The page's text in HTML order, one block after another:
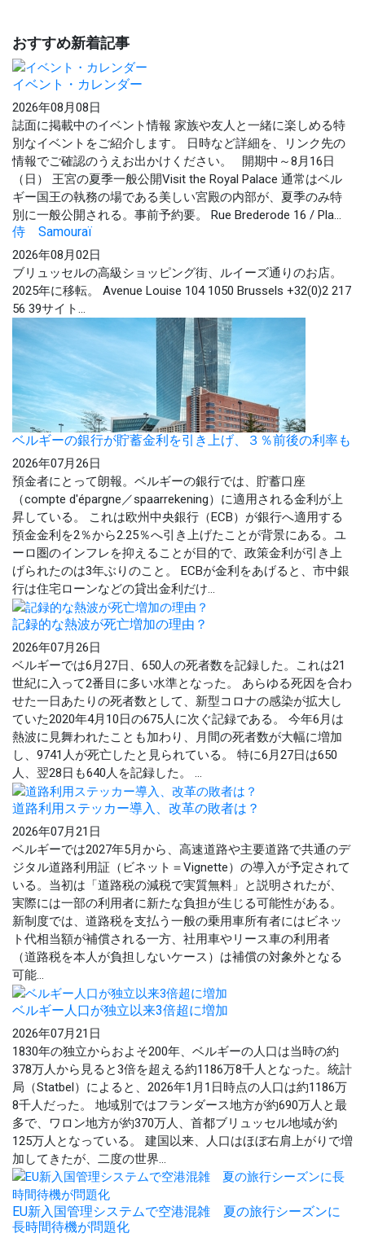
おすすめ新着記事
イベント・カレンダー
2026年08月08日
誌面に掲載中のイベント情報 家族や友人と一緒に楽しめる特
別なイベントをご紹介します。 日時など詳細を、リンク先の
情報でご確認のうえお出かけください。 開期中～8月16日
（日） 王宮の夏季一般公開Visit the Royal Palace 通常はベル
ギー国王の執務の場である美しい宮殿の内部が、夏季のみ特
別に一般公開される。事前予約要。 Rue Brederode 16 / Pla...
侍 Samouraï
2026年08月02日
ブリュッセルの高級ショッピング街、ルイーズ通りのお店。
2025年に移転。 Avenue Louise 104 1050 Brussels +32(0)2 217
56 39サイト...
ベルギーの銀行が貯蓄金利を引き上げ、３％前後の利率も
2026年07月26日
預金者にとって朗報。ベルギーの銀行では、貯蓄口座
（compte d'épargne／spaarrekening）に適用される金利が上
昇している。 これは欧州中央銀行（ECB）が銀行へ適用する
預金金利を2％から2.25％へ引き上げたことが背景にある。ユ
ーロ圏のインフレを抑えることが目的で、政策金利が引き上
げられたのは3年ぶりのこと。 ECBが金利をあげると、市中銀
行は住宅ローンなどの貸出金利だけ...
記録的な熱波が死亡増加の理由？
2026年07月26日
ベルギーでは6月27日、650人の死者数を記録した。これは21
世紀に入って2番目に多い水準となった。 あらゆる死因を合わ
せた一日あたりの死者数として、新型コロナの感染が拡大し
ていた2020年4月10日の675人に次ぐ記録である。 今年6月は
熱波に見舞われたことも加わり、月間の死者数が大幅に増加
し、9741人が死亡したと見られている。 特に6月27日は650
人、翌28日も640人を記録した。 ...
道路利用ステッカー導入、改革の敗者は？
2026年07月21日
ベルギーでは2027年5月から、高速道路や主要道路で共通のデ
ジタル道路利用証（ビネット＝Vignette）の導入が予定されて
いる。当初は「道路税の減税で実質無料」と説明されたが、
実際には一部の利用者に新たな負担が生じる可能性がある。
新制度では、道路税を支払う一般の乗用車所有者にはビネッ
ト代相当額が補償される一方、社用車やリース車の利用者
（道路税を本人が負担しないケース）は補償の対象外となる
可能...
ベルギー人口が独立以来3倍超に増加
2026年07月21日
1830年の独立からおよそ200年、ベルギーの人口は当時の約
378万人から見ると3倍を超える約1186万8千人となった。統計
局（Statbel）によると、2026年1月1日時点の人口は約1186万
8千人だった。 地域別ではフランダース地方が約690万人と最
多で、ワロン地方が約370万人、首都ブリュッセル地域が約
125万人となっている。 建国以来、人口はほぼ右肩上がりで増
加してきたが、二度の世界...
EU新入国管理システムで空港混雑 夏の旅行シーズンに
長時間待機が問題化